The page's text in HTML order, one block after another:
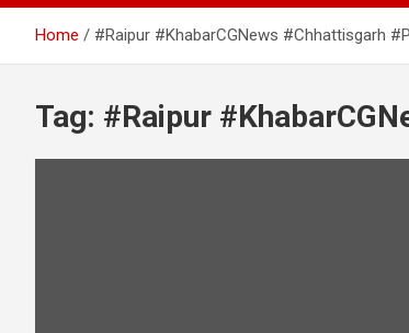
Home #Raipur #KhabarCGNews #Chhattisgarh
Tag: #Raipur